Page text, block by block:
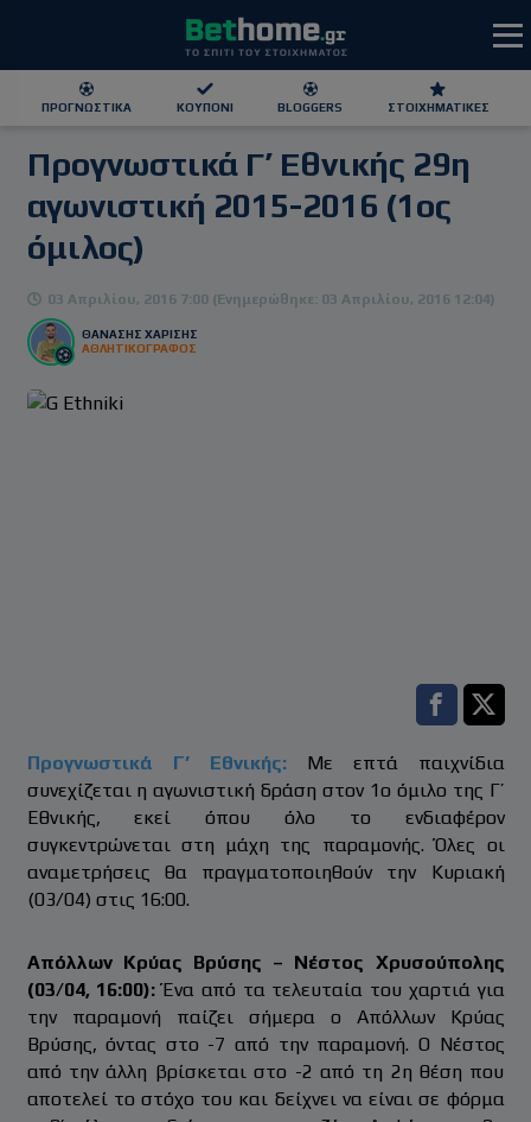
ΠΡΟΓΝΩΣΤΙΚΆ ΚΟΥΠΌΝΙ BLOGGERS ΣΤΟΙΧΗΜΑΤΙΚΕΣ
Προγνωστικά Γ’ Εθνικής 29η
αγωνιστική 2015-2016 (1ος
όμιλος)
03 Απριλίου, 2016 7:00 (Ενημερώθηκε: 03 Απριλίου, 2016 12:04)
ΘΑΝΆΣΗΣ ΧΑΡΊΣΗΣ
ΑΘΛΗΤΙΚΟΓΡΑΦΟΣ
Facebook
Προγνωστικά Γ’ Εθνικής:
Με επτά παιχνίδια
συνεχίζεται η αγωνιστική δράση στον 1ο όμιλο της Γ’
Εθνικής, εκεί όπου όλο το ενδιαφέρον
συγκεντρώνεται στη μάχη της παραμονής. Όλες οι
αναμετρήσεις θα πραγματοποιηθούν την Κυριακή
(03/04) στις 16:00.
Απόλλων Κρύας Βρύσης – Νέστος Χρυσούπολης
(03/04, 16:00): Ένα από τα τελευταία του χαρτιά για
την παραμονή παίζει σήμερα ο Απόλλων Κρύας
Βρύσης, όντας στο -7 από την παραμονή. Ο Νέστος
από την άλλη βρίσκεται στο -2 από τη 2η θέση που
αποτελεί το στόχο του και δείχνει να είναι σε φόρμα